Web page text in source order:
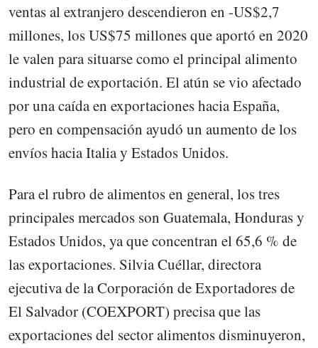
ventas al extranjero descendieron en -US$2,7
millones, los US$75 millones que aportó en 2020
le valen para situarse como el principal alimento
industrial de exportación. El atún se vio afectado
por una caída en exportaciones hacia España,
pero en compensación ayudó un aumento de los
envíos hacia Italia y Estados Unidos.
Para el rubro de alimentos en general, los tres
principales mercados son Guatemala, Honduras y
Estados Unidos, ya que concentran el 65,6 % de
las exportaciones. Silvia Cuéllar, directora
ejecutiva de la Corporación de Exportadores de
El Salvador (COEXPORT) precisa que las
exportaciones del sector alimentos disminuyeron,